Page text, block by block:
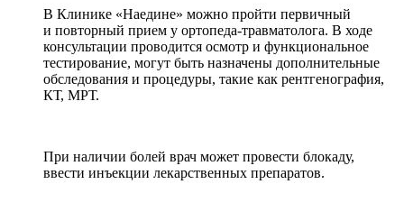
В Клинике «Наедине» можно пройти первичный
и повторный прием у ортопеда-травматолога. В ходе
консультации проводится осмотр и функциональное
тестирование, могут быть назначены дополнительные
обследования и процедуры, такие как рентгенография,
КТ, МРТ.
При наличии болей врач может провести блокаду,
ввести инъекции лекарственных препаратов.